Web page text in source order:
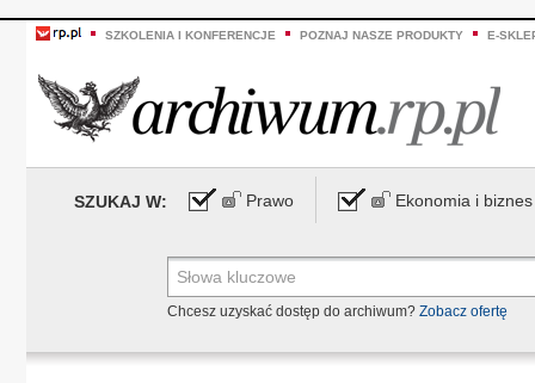
SZKOLENIA I KONFERENCJE POZNAJ NASZE PRODUKTY E-
SZUKAJ W: Prawo Ekonomia i biznes
Chcesz uzyskać dostęp do archiwum? Zobacz ofertę